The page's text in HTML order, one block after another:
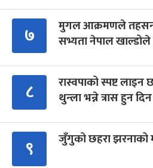
७
मुगल आक्रमणले
सभ्यता नेपाल
८
रास्वपाको स्पष्ट लाइन
थुन्ला भन्ने त्रास हुन
९ जुँगुको छहरा झरनाको